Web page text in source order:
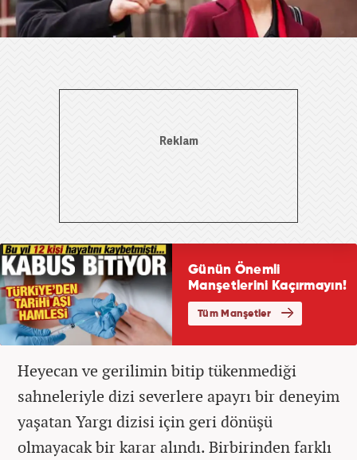
Heyecan ve gerilimin bitip tükenmediği
sahneleriyle dizi severlere apayrı bir deneyim
yaşatan Yargı dizisi için geri dönüşü
olmayacak bir karar alındı. Birbirinden farklı